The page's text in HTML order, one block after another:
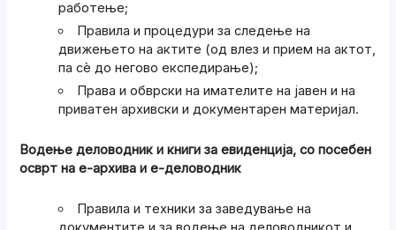
работење;
Правила и процедури за следење на
движењето на актите (од влез и прием на актот,
па сè до негово експедирање);
Права и обврски на имателите на јавен и на
приватен архивски и документарен материјал.
Водење деловодник и книги за евиденција, со посебен
осврт на е-архива и е-деловодник
Правила и техники за заведување на